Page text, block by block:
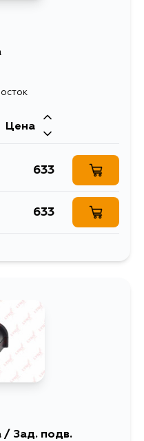
1070
Цена
633
633
718
633
/ Зад. подв.